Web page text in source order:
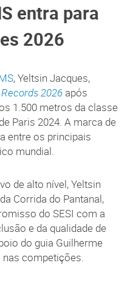
entra para
2026
, Yeltsin Jacques,
2026após
1.500 metros da classe
Paris 2024. A marca de
entre os principais
mundial.
de alto nível, Yeltsin
Corrida do Pantanal,
do SESI com a
e da qualidade de
do guia Guilherme
nas competições.